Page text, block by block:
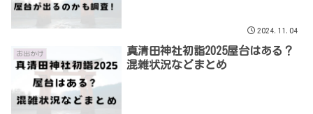
2024.11.04
お出かけ
真清田神社初詣2025屋台はある？
混雑状況などまとめ